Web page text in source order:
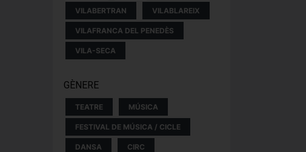
VILABERTRAN VILABLAREIX
VILAFRANCA DEL PENEDÈS
VILA-SECA
GÈNERE
TEATRE MÚSICA
FESTIVAL DE MÚSICA / CICLE
DANSA CIRC